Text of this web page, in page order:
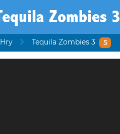
Zombies 3
Tequila Zombies 3 5